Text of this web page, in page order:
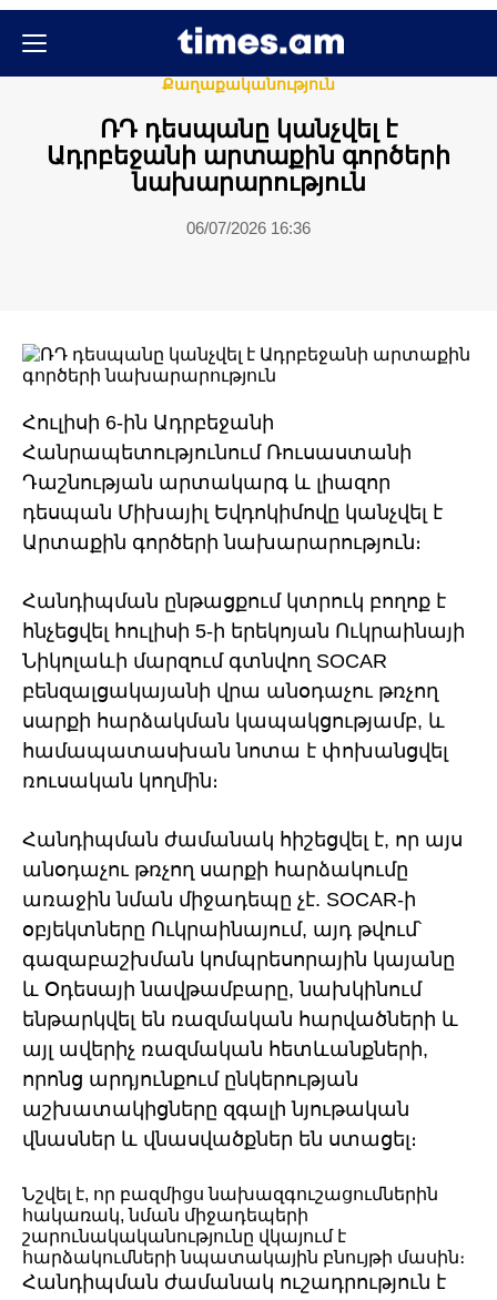
Քաղաքականություն
ՌԴ դեսպանը կանչվել է
Ադրբեջանի արտաքին գործերի
նախարարություն
06/07/2026 16:36
Հուլիսի 6-ին Ադրբեջանի
Հանրապետությունում Ռուսաստանի
Դաշնության արտակարգ և լիազոր
դեսպան Միխայիլ Եվդոկիմովը կանչվել է
Արտաքին գործերի նախարարություն։
Հանդիպման ընթացքում կտրուկ բողոք է
հնչեցվել հուլիսի 5-ի երեկոյան Ուկրաինայի
Նիկոլաևի մարզում գտնվող SOCAR
բենզալցակայանի վրա անօդաչու թռչող
սարքի հարձակման կապակցությամբ, և
համապատասխան նոտա է փոխանցվել
ռուսական կողմին։
Հանդիպման ժամանակ հիշեցվել է, որ այս
անօդաչու թռչող սարքի հարձակումը
առաջին նման միջադեպը չէ. SOCAR-ի
օբյեկտները Ուկրաինայում, այդ թվում՝
գազաբաշխման կոմպրեսորային կայանը
և Օդեսայի նավթամբարը, նախկինում
ենթարկվել են ռազմական հարվածների և
այլ ավերիչ ռազմական հետևանքների,
որոնց արդյունքում ընկերության
աշխատակիցները զգալի նյութական
վնասներ և վնասվածքներ են ստացել։
Նշվել է, որ բազմիցս նախազգուշացումներին
հակառակ, նման միջադեպերի
շարունակականությունը վկայում է
հարձակումների նպատակային բնույթի մասին։
Հանդիպման ժամանակ ուշադրություն է